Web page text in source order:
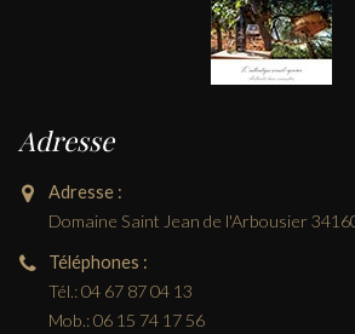
Adresse
Adresse :
Domaine Saint Jean de l'Arbousier
Téléphones :
Tél.: 04 67 87 04 13
Mob.: 06 15 74 17 56